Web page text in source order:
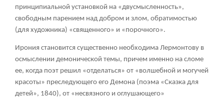
принципиальной установкой на «двусмысленность»,
свободным парением над добром и злом, обратимостью
(для художника) «священного» и «порочного».
Ирония становится существенно необходима Лермонтову в
осмыслении демонической темы, причем именно на сломе
ее, когда поэт решил «отделаться» от «волшебной и могучей
красоты» преследующего его Демона (поэма «Сказка для
детей», 1840), от «несвязного и оглушающего»